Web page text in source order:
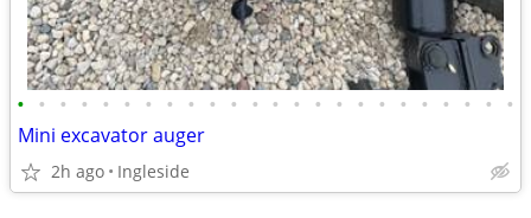
• • • • • • • • • • • • • • • • • • • • • • • •
Mini excavator auger
2h ago Ingleside